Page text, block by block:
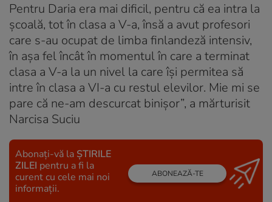
Pentru Daria era mai dificil, pentru că ea intra la
școală, tot în clasa a V-a, însă a avut profesori
care s-au ocupat de limba finlandeză intensiv,
în așa fel încât în momentul în care a terminat
clasa a V-a la un nivel la care își permitea să
intre în clasa a VI-a cu restul elevilor. Mie mi se
pare că ne-am descurcat binișor”, a mărturisit
Narcisa Suciu
Abonați-vă la ȘTIRILE
ZILEI pentru a fi la
curent cu cele mai noi
informații.
ABONEAZĂ-TE